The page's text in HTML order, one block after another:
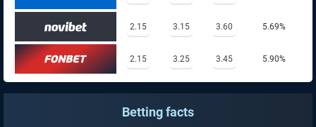
2.15 3.15 3.60 5.69%
2.15 3.25 3.45 5.90%
Betting facts